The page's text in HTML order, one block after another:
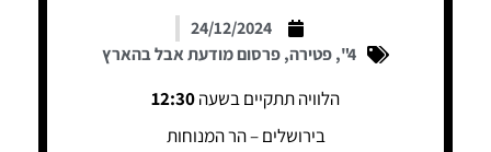
24/12/2024
4"
,פטירה,פרסום מודעת אבל בהארץ
הלוויה תתקיים בשעה12:30
בירושלים – הר המנוחות